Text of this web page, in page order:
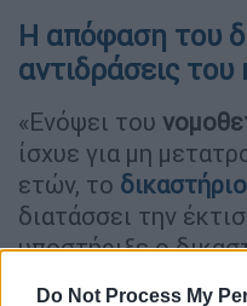
Do Not Process My
Η απόφαση του
αντιδράσεις
«Ενόψει του
ίσχυε για μη
ετών, το δικαστήριο
διατάσσει την
υποστήριξε ο